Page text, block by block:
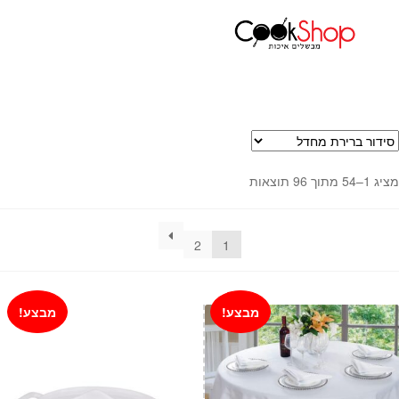
סירים
כלי הגשה ואירוח
אפייה
קפה ותה
גיפט קארד
כלי בית
עמוד הבית חגים שבועות
מציג 1–54 מתוך 96 תוצאות
1
2
מבצע! מבצע!